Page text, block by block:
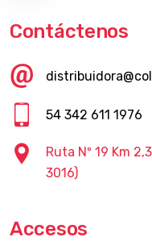
Contáctenos
54 342 611 1976
Ruta Nº 19 Km
3016)
Accesos